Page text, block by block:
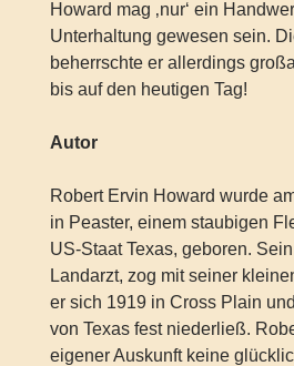
Howard mag ‚nur‘ ein
Unterhaltung gewesen sein.
beherrschte er allerdings
bis auf den heutigen Tag!
Autor
Robert Ervin Howard wurde
in Peaster, einem staubigen
US-Staat Texas, geboren.
Landarzt, zog mit seiner
er sich 1919 in Cross Plain
von Texas fest niederließ.
eigener Auskunft keine